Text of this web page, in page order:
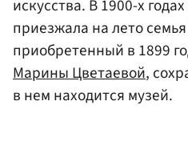
искусства. В 1900-х
приезжала на лето
приобретенный в 1899
Марины Цветаевой,
в нем находится музей.